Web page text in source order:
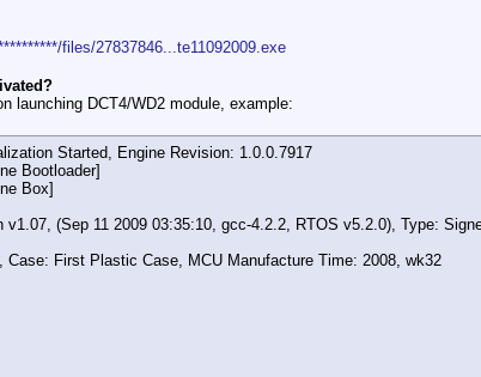
files/27837846...te11092009.exe
launching DCT4/WD2 module, example:
Started, Engine Revision: 1.0.0.7917
Bootloader]
Box]
v1.07, (Sep 11 2009 03:35:10, gcc-4.2.2, RTOS v5.2.0), Type:
Case: First Plastic Case, MCU Manufacture Time: 2008, wk32